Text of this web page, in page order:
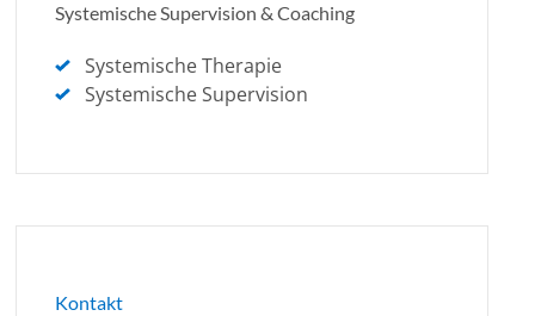
Systemische Supervision & Coaching
Systemische Therapie
Systemische Supervision
Kontakt